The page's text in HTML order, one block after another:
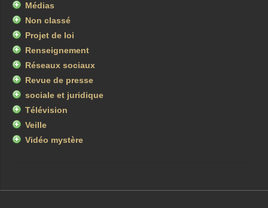
Médias
Non classé
Projet de loi
Renseignement
Réseaux sociaux
Revue de presse
sociale et juridique
Télévision
Veille
Vidéo mystère